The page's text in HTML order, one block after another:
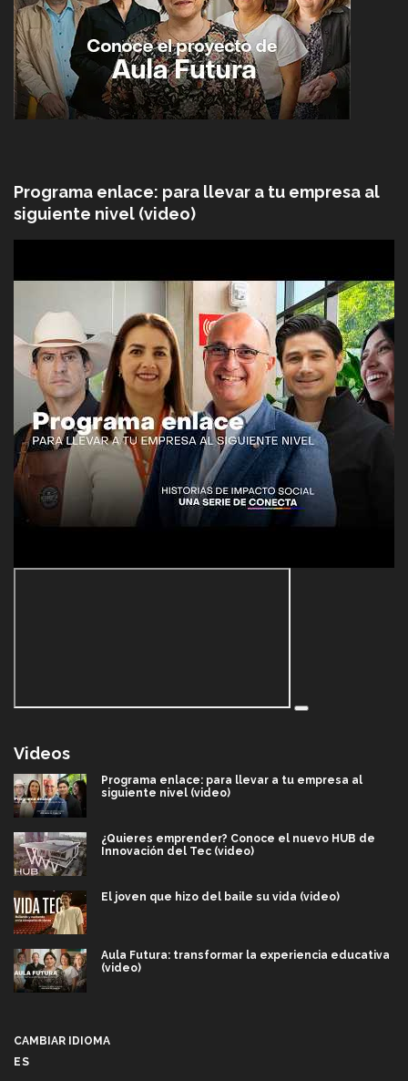
Programa enlace: para llevar a tu empresa al
siguiente nivel (video)
Videos
Programa enlace: para llevar a tu empresa al
siguiente nivel (video)
¿Quieres emprender? Conoce el nuevo HUB de
Innovación del Tec (video)
El joven que hizo del baile su vida (video)
Aula Futura: transformar la experiencia educativa
(video)
CAMBIAR IDIOMA
ES